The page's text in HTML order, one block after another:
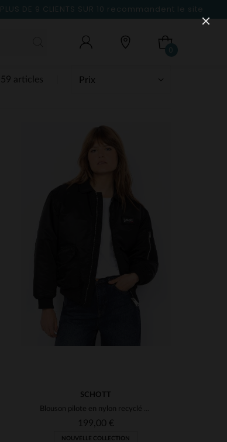
PLUS DE 9 CLIENTS SUR 10 recommandent le site
0
59 articles
SCHOTT
Blouson pilote en nylon recyclé noir
199,00 €
NOUVELLE COLLECTION